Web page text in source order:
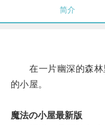
简介
在一片幽深的森林
的小屋。
魔法の小屋最新版